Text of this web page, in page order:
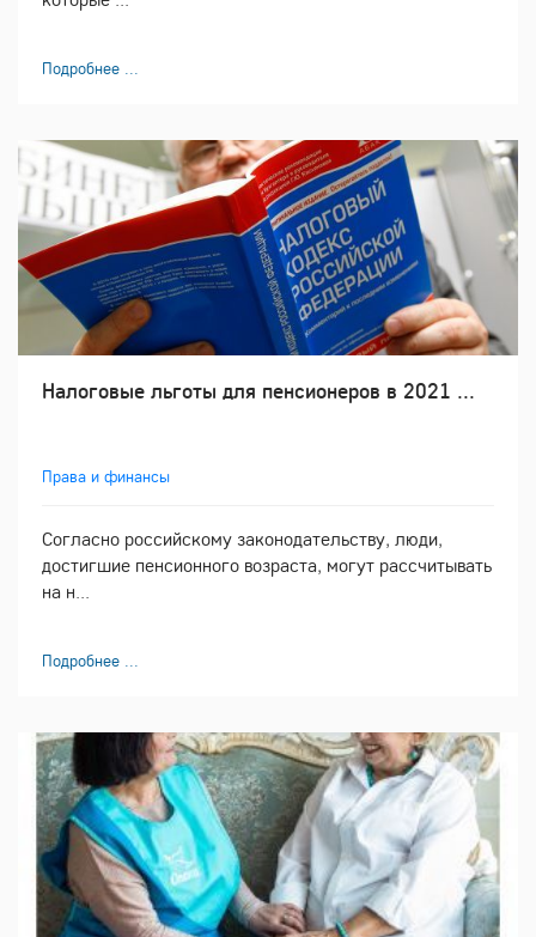
Подробнее ...
Налоговые льготы для пенсионеров в 2021 ...
Права и финансы
Согласно российскому законодательству, люди,
достигшие пенсионного возраста, могут рассчитывать
на н...
Подробнее ...